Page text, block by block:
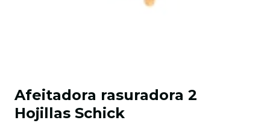
Afeitadora rasuradora 2
Hojillas Schick